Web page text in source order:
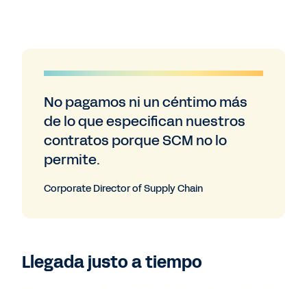
No pagamos ni un céntimo más
de lo que especifican nuestros
contratos porque SCM no lo
permite.
Corporate Director of Supply Chain
Llegada justo a tiempo